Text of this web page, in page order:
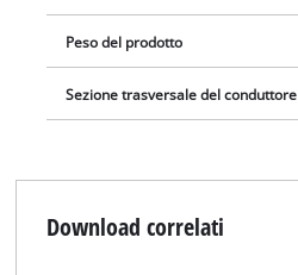
Peso del prodotto
Sezione trasversale del conduttore
Download correlati